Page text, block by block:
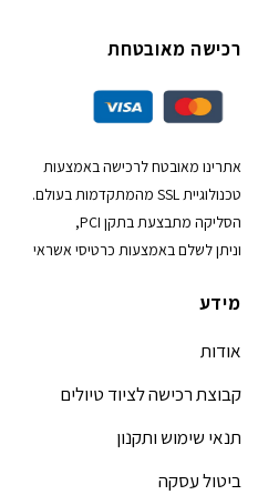
רכישה מאובטחת
אתרינו מאובטח לרכישה באמצעות
טכנולוגיית SSL מהמתקדמות בעולם.
הסליקה מתבצעת בתקן PCI,
וניתן לשלם באמצעות כרטיסי אשראי
מידע
אודות
קבוצת רכישה לציוד טיולים
תנאי שימוש ותקנון
ביטול עסקה